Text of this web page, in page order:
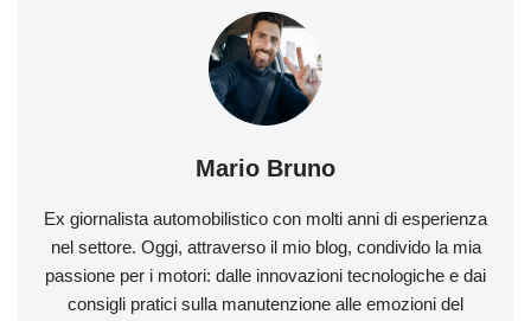
Mario Bruno
Ex giornalista automobilistico con molti anni di esperienza
nel settore. Oggi, attraverso il mio blog, condivido la mia
passione per i motori: dalle innovazioni tecnologiche e dai
consigli pratici sulla manutenzione alle emozioni del